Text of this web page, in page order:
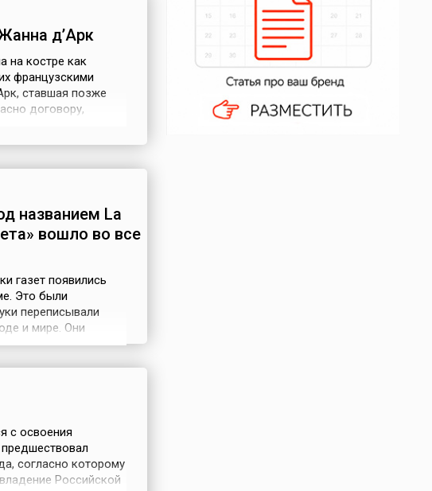
д’Арк
на костре как
французскими
ставшая позже
договору,
названием La
вошло во все
газет появились
Это были
переписывали
и мире. Они
народа» и
не распоряди...
с освоения
согласно которому
Российской